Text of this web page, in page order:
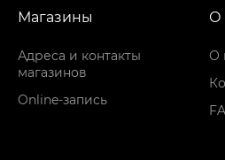
Магазины
Адреса и контакты
магазинов
Online-запись
О
О